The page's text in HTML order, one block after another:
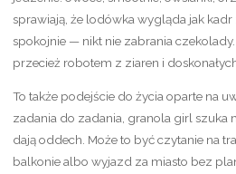
sprawiają, że lodówka wygląda jak
spokojnie — nikt nie zabrania
przecież robotem z ziaren i
To także podejście do życia oparte na
zadania do zadania, granola girl szuka
dają oddech. Może to być czytanie na
balkonie albo wyjazd za miasto bez